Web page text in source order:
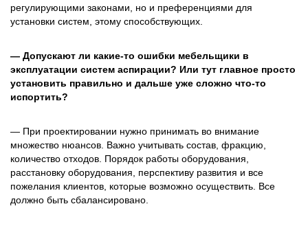
регулирующими законами, но и преференциями для
установки систем, этому способствующих.
— Допускают ли какие-то ошибки мебельщики в
эксплуатации систем аспирации? Или тут главное просто
установить правильно и дальше уже сложно что-то
испортить?
— При проектировании нужно принимать во внимание
множество нюансов. Важно учитывать состав, фракцию,
количество отходов. Порядок работы оборудования,
расстановку оборудования, перспективу развития и все
пожелания клиентов, которые возможно осуществить. Все
должно быть сбалансировано.